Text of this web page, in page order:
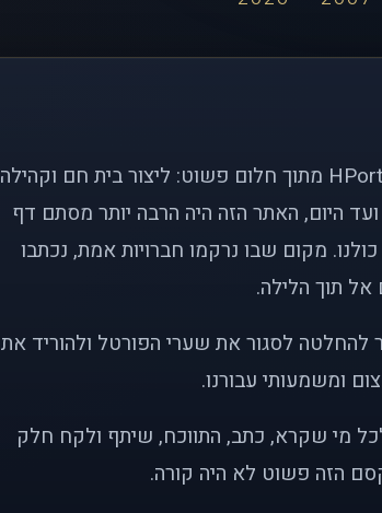
לפני כמעט שני עשורים, פתחנו את שערי HPortal מתוך חלום פשוט: ליצור בית חם וקהילה
היום, האתר הזה היה הרבה יותר מסתם דף
מקום שבו נרקמו חברויות אמת, נכתבו
אל תוך הלילה.
להחלטה לסגור את שערי הפורטל ולהוריד את
ומשמעותי עבורנו.
מי שקרא, כתב, התווכח, שיתף ולקח חלק
הזה פשוט לא היה קורה.